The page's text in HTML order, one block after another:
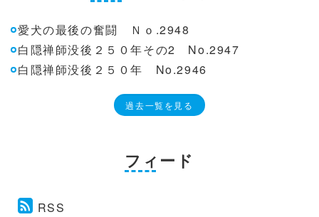
愛犬の最後の奮闘 Ｎｏ.2948
白隠禅師没後２５０年その2 No.2947
白隠禅師没後２５０年 No.2946
過去一覧を見る
フィード
RSS